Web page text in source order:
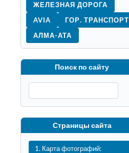
ЖЕЛЕЗНАЯ ДОРОГА
AVIA
ГОР. ТРАНСПОРТ
АЛМА-АТА
Поиск по сайту
Страницы сайта
1. Карта фотографий: